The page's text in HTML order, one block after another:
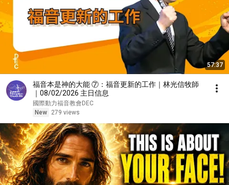
57:37
福音本是神的大能 ⑦：福音更新的工作｜林光信牧師
｜08/02/2026 主日信息
國際動力福音教會DEC
New
279 views